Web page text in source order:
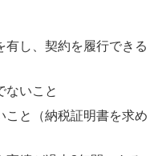
有し、契約を履行できる
ないこと
こと（納税証明書を求め